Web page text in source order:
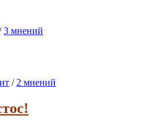
3 мнений
/ 2 мнений